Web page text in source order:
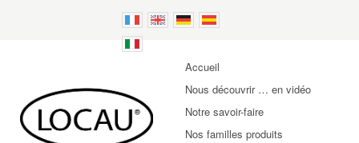
Accueil
Nous découvrir … en vidéo
Notre savoir-faire
Nos familles produits